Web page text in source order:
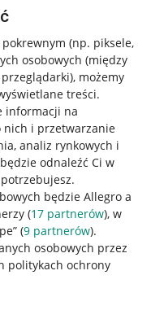
(np. piksele,
osobowych (między
, możemy
treści.
informacji na
nich i przetwarzanie
analiz rynkowych i
odnaleźć Ci w
będzie Allegro a
(17 partnerów), w
(9 partnerów).
osobowych przez
politykach ochrony